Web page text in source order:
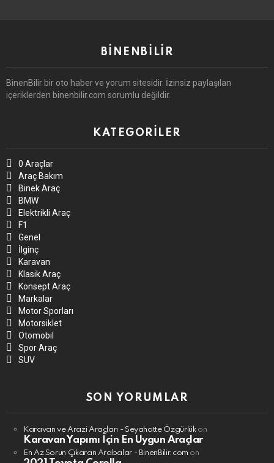
BINENBILIR
BinenBilir bir oto haber ve yorum sitesidir. İzinsiz paylaşılan
içeriklerden binenbilir.com sorumlu değildir.
KATEGORILER
0 Araçlar
Araç Bakım
Binek Araç
BMW
Elektrikli Araç
F1
Genel
İlginç
Karavan
Klasik Araç
Konsept Araç
Markalar
Motor Sporları
Motorsiklet
Otomobil
Spor Araç
SUV
SON YORUMLAR
Karavan ve Arazi Araçları - Seyahatte Özgürlükon
Karavan Yapımı İçin En Uygun Araçlar
En Az Sorun Çıkaran Arabalar - BinenBilir.com on